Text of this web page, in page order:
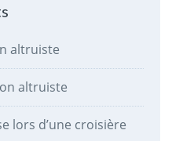
altruiste
altruiste
lors d’une croisière